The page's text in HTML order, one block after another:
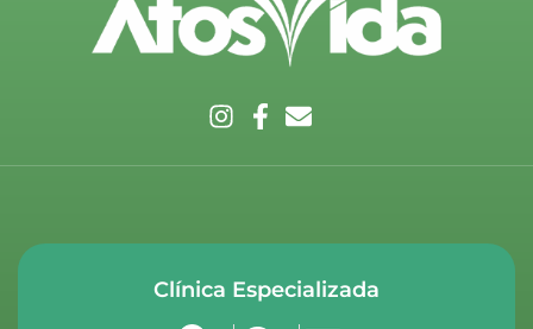
Clínica Especializada